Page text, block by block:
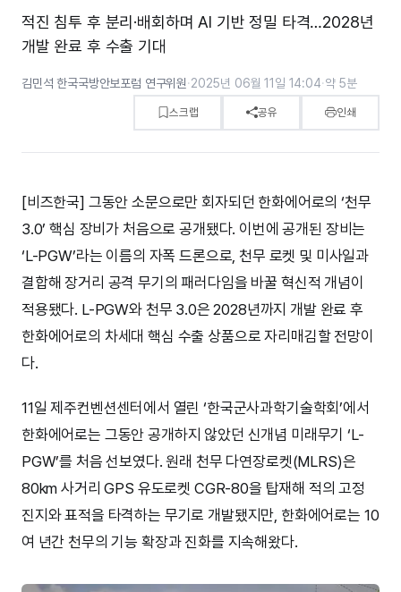
적진 침투 후 분리·배회하며 AI 기반 정밀 타격…2028년
개발 완료 후 수출 기대
김민석 한국국방안보포럼 연구위원·2025년 06월 11일 14:04·약 5분
스크랩 공유 인쇄
[비즈한국] 그동안 소문으로만 회자되던 한화에어로의 ‘천무
3.0’ 핵심 장비가 처음으로 공개됐다. 이번에 공개된 장비는
‘L-PGW’라는 이름의 자폭 드론으로, 천무 로켓 및 미사일과
결합해 장거리 공격 무기의 패러다임을 바꿀 혁신적 개념이
적용됐다. L-PGW와 천무 3.0은 2028년까지 개발 완료 후
한화에어로의 차세대 핵심 수출 상품으로 자리매김할 전망이
다.
11일 제주컨벤션센터에서 열린 ‘한국군사과학기술학회’에서
한화에어로는 그동안 공개하지 않았던 신개념 미래무기 ‘L-
PGW’를 처음 선보였다. 원래 천무 다연장로켓(MLRS)은
80km 사거리 GPS 유도로켓 CGR-80을 탑재해 적의 고정
진지와 표적을 타격하는 무기로 개발됐지만, 한화에어로는 10
여 년간 천무의 기능 확장과 진화를 지속해왔다.